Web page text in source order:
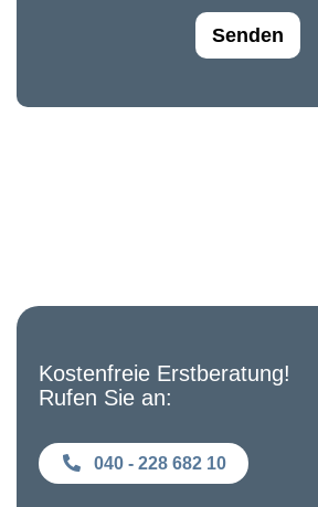
Senden
Kostenfreie Erstberatung!
Rufen Sie an:
040 - 228 682 10